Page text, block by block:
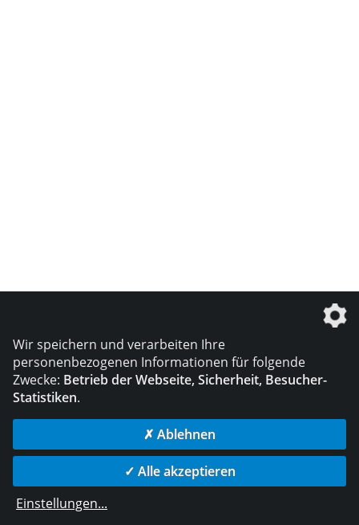
Wir speichern und verarbeiten Ihre
personenbezogenen Informationen für folgende
Zwecke: Betrieb der Webseite, Sicherheit, Besucher-
Statistiken.
✗ Ablehnen
✓ Alle akzeptieren
Einstellungen...